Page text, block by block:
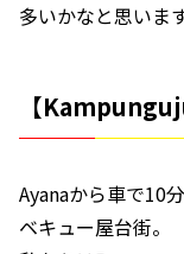
多いかなと思います
【
Ayanaから車で10
ベキュー屋台街。